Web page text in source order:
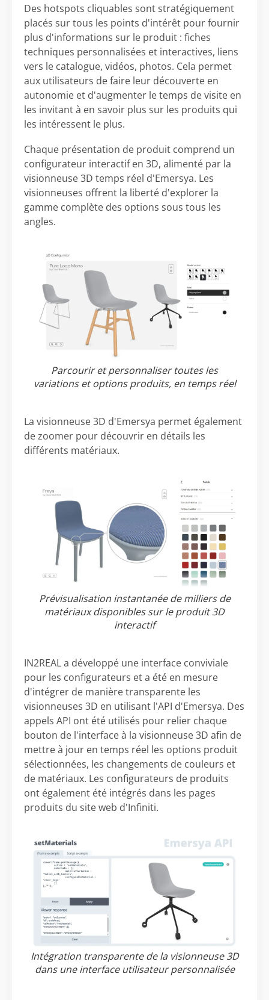
Des hotspots cliquables sont stratégiquement
placés sur tous les points d'intérêt pour fournir
plus d'informations sur le produit : fiches
techniques personnalisées et interactives, liens
vers le catalogue, vidéos, photos. Cela permet
aux utilisateurs de faire leur découverte en
autonomie et d'augmenter le temps de visite en
les invitant à en savoir plus sur les produits qui
les intéressent le plus.
Chaque présentation de produit comprend un
configurateur interactif en 3D, alimenté par la
visionneuse 3D temps réel d'Emersya. Les
visionneuses offrent la liberté d'explorer la
gamme complète des options sous tous les
angles.
Parcourir et personnaliser toutes les
variations et options produits, en temps réel
La visionneuse 3D d'Emersya permet également
de zoomer pour découvrir en détails les
différents matériaux.
Prévisualisation instantanée de milliers de
matériaux disponibles sur le produit 3D
interactif
IN2REAL a développé une interface conviviale
pour les configurateurs et a été en mesure
d'intégrer de manière transparente les
visionneuses 3D en utilisant l'API d'Emersya. Des
appels API ont été utilisés pour relier chaque
bouton de l'interface à la visionneuse 3D afin de
mettre à jour en temps réel les options produit
sélectionnées, les changements de couleurs et
de matériaux. Les configurateurs de produits
ont également été intégrés dans les pages
produits du site web d'Infiniti.
Intégration transparente de la visionneuse 3D
dans une interface utilisateur personnalisée